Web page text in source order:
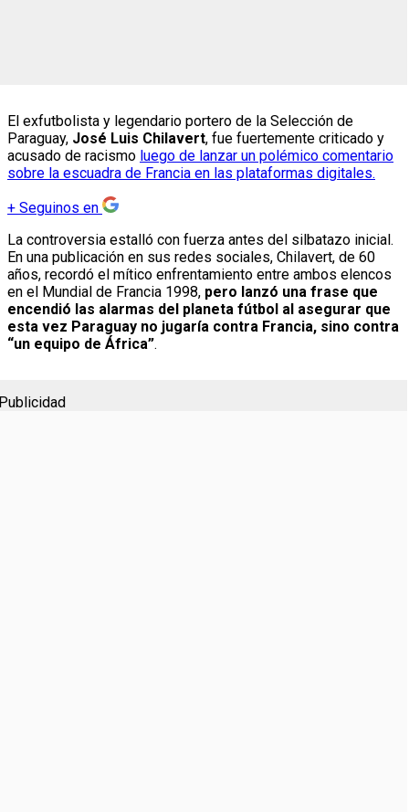
El exfutbolista y legendario portero de la Selección de
Paraguay, José Luis Chilavert, fue fuertemente criticado y
acusado de racismo luego de lanzar un polémico comentario
sobre la escuadra de Francia en las plataformas digitales.
+ Seguinos en
La controversia estalló con fuerza antes del silbatazo inicial.
En una publicación en sus redes sociales, Chilavert, de 60
años, recordó el mítico enfrentamiento entre ambos elencos
en el Mundial de Francia 1998, pero lanzó una frase que
encendió las alarmas del planeta fútbol al asegurar que
esta vez Paraguay no jugaría contra Francia, sino contra
“un equipo de África”.